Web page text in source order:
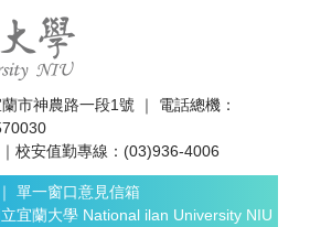
市神農路一段1號 ｜ 電話總機：
校安值勤專線：(03)936-4006
｜ 單一窗口意見信箱
宜蘭大學 National ilan University NIU